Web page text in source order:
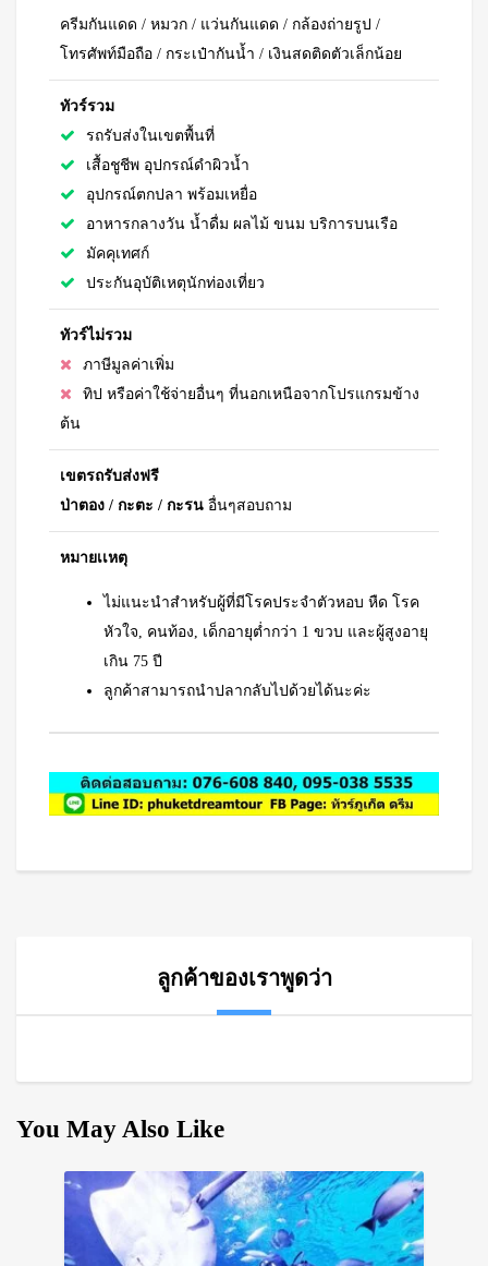
ครีมกันแดด / หมวก / แว่นกันแดด / กล้องถ่ายรูป /
โทรศัพท์มือถือ / กระเป๋ากันน้ำ / เงินสดติดตัวเล็กน้อย
ทัวร์รวม
รถรับส่งในเขตพื้นที่
เสื้อชูชีพ อุปกรณ์ดำผิวน้ำ
อุปกรณ์ตกปลา พร้อมเหยื่อ
อาหารกลางวัน น้ำดื่ม ผลไม้ ขนม บริการบนเรือ
มัคคุเทศก์
ประกันอุบัติเหตุนักท่องเที่ยว
ทัวร์ไม่รวม
ภาษีมูลค่าเพิ่ม
ทิป หรือค่าใช้จ่ายอื่นๆ ที่นอกเหนือจากโปรแกรมข้าง
ต้น
เขตรถรับส่งฟรี
ป่าตอง / กะตะ / กะรน อื่นๆสอบถาม
หมายเเหตุ
ไม่แนะนำสำหรับผู้ที่มีโรคประจำตัวหอบ หืด โรค
หัวใจ, คนท้อง, เด็กอายุต่ำกว่า 1 ขวบ และผู้สูงอายุ
เกิน 75 ปี
ลูกค้าสามารถนำปลากลับไปด้วยได้นะค่ะ
ลูกค้าของเราพูดว่า
You May Also Like